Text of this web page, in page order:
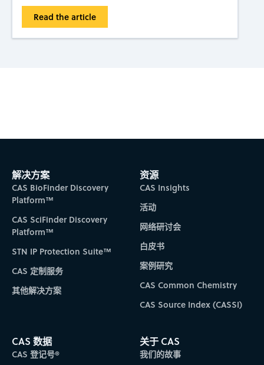
Read the article
Subscribe to CAS Insights
解决方案
CAS BioFinder Discovery
Platform™
CAS SciFinder Discovery
Platform™
STN IP Protection Suite™
CAS 定制服务
其他解决方案
资源
CAS Insights
活动
网络研讨会
白皮书
案例研究
CAS Common Chemistry
CAS Source Index (CASSI)
CAS 数据
CAS 登记号®
关于 CAS
我们的故事